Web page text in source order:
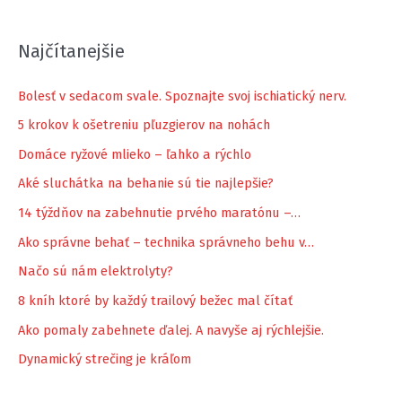
Najčítanejšie
Bolesť v sedacom svale. Spoznajte svoj ischiatický nerv.
5 krokov k ošetreniu pľuzgierov na nohách
Domáce ryžové mlieko – ľahko a rýchlo
Aké sluchátka na behanie sú tie najlepšie?
14 týždňov na zabehnutie prvého maratónu –…
Ako správne behať – technika správneho behu v…
Načo sú nám elektrolyty?
8 kníh ktoré by každý trailový bežec mal čítať
Ako pomaly zabehnete ďalej. A navyše aj rýchlejšie.
Dynamický strečing je kráľom